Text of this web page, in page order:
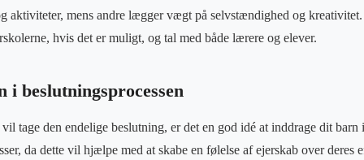
aktiviteter, mens andre lægger vægt på selvstændighed og
hvis det er muligt, og tal med både lærere og elever.
beslutningsprocessen
tage den endelige beslutning, er det en god idé at inddrage dit barn
da dette vil hjælpe med at skabe en følelse af ejerskab over deres